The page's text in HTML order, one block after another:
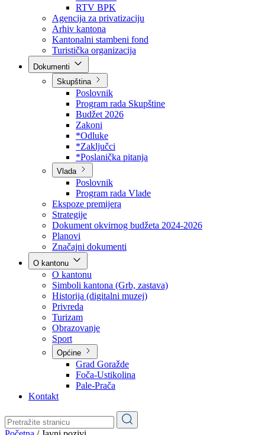
Direkcija za šumarstvo
Javna preduzeća
BPK šume
RTV BPK
Agencija za privatizaciju
Arhiv kantona
Kantonalni stambeni fond
Turistička organizacija
Skupština
Poslovnik
Program rada Skupštine
Budžet 2026
Zakoni
*Odluke
*Zaključci
*Poslanička pitanja
Vlada
Poslovnik
Program rada Vlade
Ekspoze premijera
Strategije
Dokument okvirnog budžeta 2024-2026
Planovi
Značajni dokumenti
O kantonu
O kantonu
Simboli kantona (Grb, zastava)
Historija (digitalni muzej)
Privreda
Turizam
Obrazovanje
Općine
Pale-Prača
Kontakt